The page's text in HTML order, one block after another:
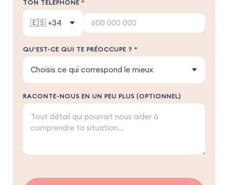
TON TÉLÉPHONE *
QU'EST-CE QUI TE PRÉOCCUPE ? *
RACONTE-NOUS EN UN PEU PLUS (OPTIONNEL)